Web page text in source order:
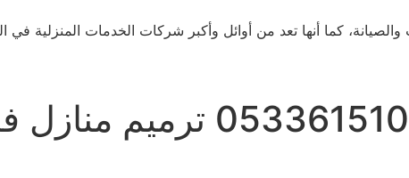
كما أنها تعد من أوائل وأكبر شركات الخدمات المنزلية في
شركة ترميمات حي ظهرة لبن 0533615107 ترميم